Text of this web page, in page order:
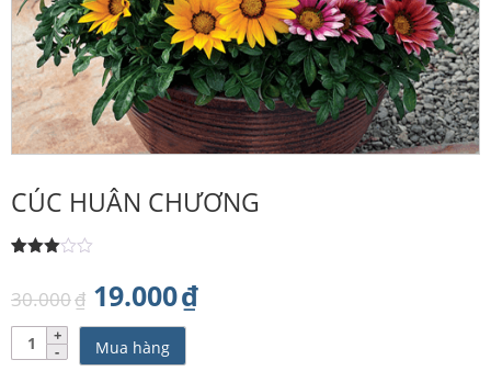
CÚC HUÂN CHƯƠNG
dựa
đánh
giá
30.000₫ Giá
gốc
19.000₫Giá
lượng
Mua hàng